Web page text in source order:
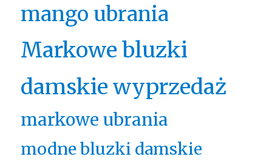
mango ubrania
Markowe bluzki
damskie wyprzedaż
markowe ubrania
modne bluzki damskie